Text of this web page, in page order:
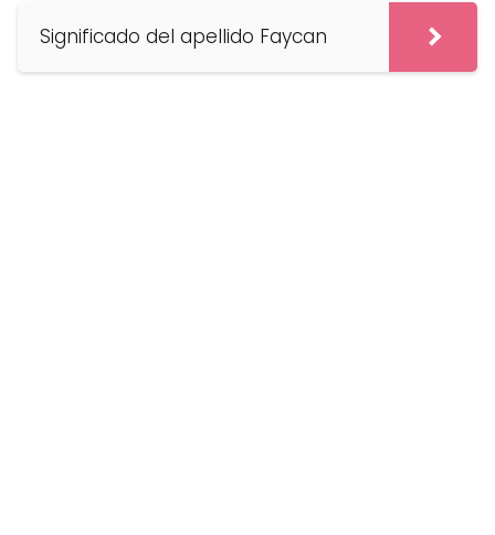
Significado del apellido Faycan